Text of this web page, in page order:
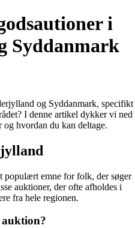
i
Syddanmark
og Syddanmark, specifikt
I denne artikel dykker vi ned
hvordan du kan deltage.
populært emne for folk, der søger
auktioner, der ofte afholdes i
fra hele regionen.